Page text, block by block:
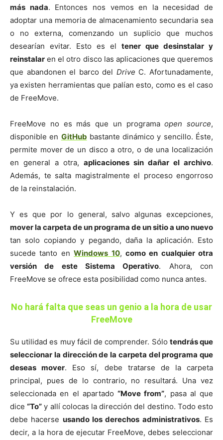
más nada. Entonces nos vemos en la necesidad de
adoptar una memoria de almacenamiento secundaria sea
o no externa, comenzando un suplicio que muchos
desearían evitar. Esto es el tener que desinstalar y
reinstalar en el otro disco las aplicaciones que queremos
que abandonen el barco del Drive C. Afortunadamente,
ya existen herramientas que palían esto, como es el caso
de FreeMove.
FreeMove no es más que un programaopen source,
disponible en GitHub bastante dinámico y sencillo. Éste,
permite mover de un disco a otro, o de una localización
en general a otra, aplicaciones sin dañar el archivo.
Además, te salta magistralmente el proceso engorroso
de la reinstalación.
Y es que por lo general, salvo algunas excepciones,
mover la carpeta de un programa de un sitio a uno nuevo
tan solo copiando y pegando, daña la aplicación. Esto
sucede tanto enWindows 10, como en cualquier otra
versión de este Sistema Operativo. Ahora, con
FreeMove se ofrece esta posibilidad como nunca antes.
No hará falta que seas un genio a la hora de usar
FreeMove
Su utilidad es muy fácil de comprender. Sólo tendrás que
seleccionar la dirección de la carpeta del programa que
deseas mover. Eso sí, debe tratarse de la carpeta
principal, pues de lo contrario, no resultará. Una vez
seleccionada en el apartado “Move from”, pasa al que
dice“To” y allí colocas la dirección del destino. Todo esto
debe hacerse usando los derechos administrativos. Es
decir, a la hora de ejecutar FreeMove, debes seleccionar